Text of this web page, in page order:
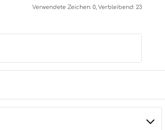
Verwendete Zeichen: 0, Verbleibend: 23